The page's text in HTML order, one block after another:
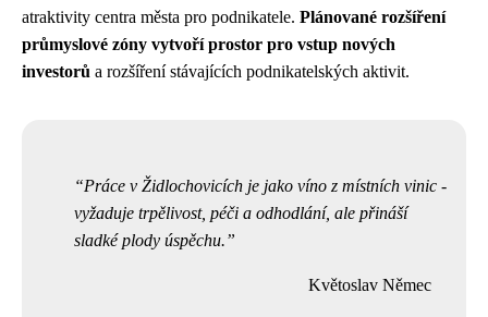
atraktivity centra města pro podnikatele. Plánované rozšíření
průmyslové zóny vytvoří prostor pro vstup nových
investorů a rozšíření stávajících podnikatelských aktivit.
Práce v Židlochovicích je jako víno z místních vinic -
vyžaduje trpělivost, péči a odhodlání, ale přináší
sladké plody úspěchu.
Květoslav Němec